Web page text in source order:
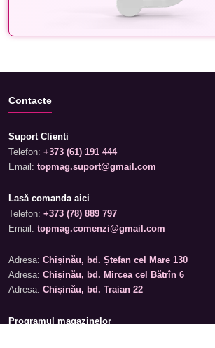
Contacte
Suport Clienti
Telefon: +373 (61) 191 444
Email: topmag.suport@gmail.com
Lasă comanda aici
Telefon: +373 (78) 889 797
Email: topmag.comenzi@gmail.com
Adresa: Chișinău, bd. Ștefan cel Mare 130
Adresa: Chișinău, bd. Mircea cel Bătrîn 6
Adresa: Chișinău, bd. Traian 22
Programul magazinelor